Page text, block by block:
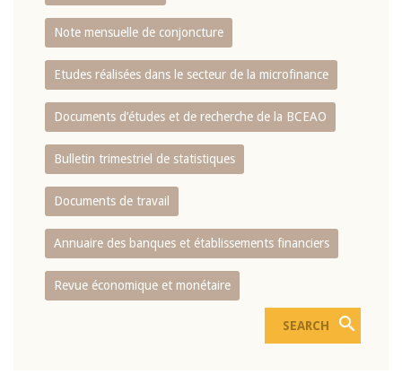
Note mensuelle de conjoncture
Etudes réalisées dans le secteur de la microfinance
Documents d’études et de recherche de la BCEAO
Bulletin trimestriel de statistiques
Documents de travail
Annuaire des banques et établissements financiers
Revue économique et monétaire